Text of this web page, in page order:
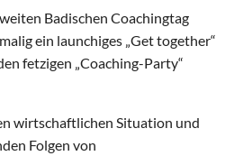
Badischen Coachingtag
ein launchiges „Get together“
fetzigen „Coaching-Party“
wirtschaftlichen Situation und
Folgen von